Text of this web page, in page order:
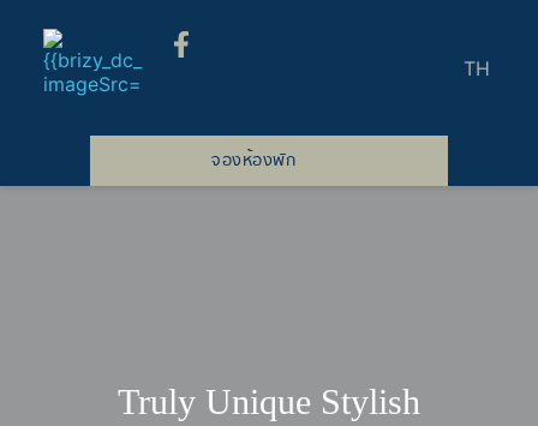
content
TH
จองห้องพัก
Truly Unique Stylish